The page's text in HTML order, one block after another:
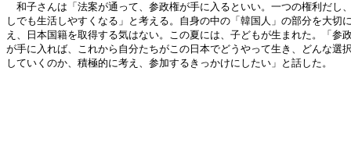
和子さんは「法案が通って、参政権が手に入るといい。一つの権利だし
しでも生活しやすくなる」と考える。自身の中の「韓国人」の部分を大切
え、日本国籍を取得する気はない。この夏には、子どもが生まれた。「参
が手に入れば、これから自分たちがこの日本でどうやって生き、どんな選
していくのか、積極的に考え、参加するきっかけにしたい」と話した。